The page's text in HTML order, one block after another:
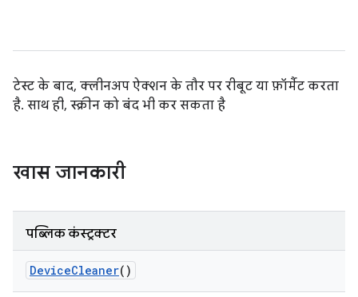
टेस्ट के बाद, क्लीनअप ऐक्शन के तौर पर रीबूट या फ़ॉर्मैट करता
है. साथ ही, स्क्रीन को बंद भी कर सकता है
खास जानकारी
पब्लिक कंस्ट्रक्टर
DeviceCleaner()